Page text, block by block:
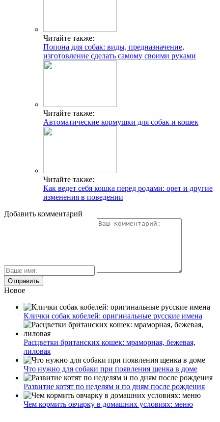
Читайте также:
Попона для собак: виды, предназначение,
изготовление сделать самому своими руками
Читайте также:
Автоматические кормушки для собак и кошек
Читайте также:
Как ведет себя кошка перед родами: орет и другие
изменения в поведении
Добавить комментарий
Новое
Клички собак кобелей: оригинальные русские имена
Расцветки британских кошек: мраморная, бежевая,
лиловая
Что нужно для собаки при появления щенка в доме
Развитие котят по неделям и по дням после рождения
Чем кормить овчарку в домашних условиях: меню